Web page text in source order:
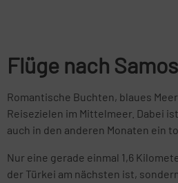
Flüge nach
Romantische Buchten, blaues
Reisezielen im Mittelmeer. Dabei
auch in den anderen Monaten ein
Nur eine gerade einmal 1,6
der Türkei am nächsten ist,